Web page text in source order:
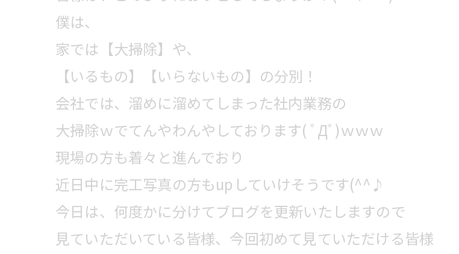
僕は、
家では【大掃除】や、
【いるもの】【いらないもの】の分別！
会社では、溜めに溜めてしまった社内業務の
大掃除ｗでてんやわんやしております( ﾟДﾟ)ｗｗｗ
現場の方も着々と進んでおり
近日中に完工写真の方もupしていけそうです(^^♪
今日は、何度かに分けてブログを更新いたしますので
見ていただいている皆様、今回初めて見ていただける皆様